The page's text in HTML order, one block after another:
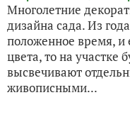
Многолетние
дизайна сада. Из
положенное время, и
цвета, то на
высвечивают
живописными...